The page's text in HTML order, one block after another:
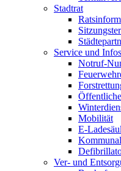
Stadtrat
Service und Infos
Notruf-
Mobilität
E-
Ver- und